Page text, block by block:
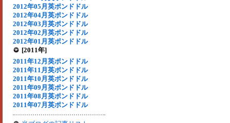
2012年05月英ポンドドル
2012年04月英ポンドドル
2012年03月英ポンドドル
2012年02月英ポンドドル
2012年01月英ポンドドル
[2011年]
2011年12月英ポンドドル
2011年11月英ポンドドル
2011年10月英ポンドドル
2011年09月英ポンドドル
2011年08月英ポンドドル
2011年07月英ポンドドル